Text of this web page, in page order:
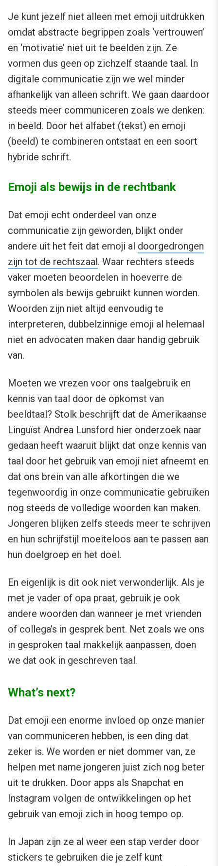
Je kunt jezelf niet alleen met emoji uitdrukken
omdat abstracte begrippen zoals ‘vertrouwen’
en ‘motivatie’ niet uit te beelden zijn. Ze
vormen dus geen op zichzelf staande taal. In
digitale communicatie zijn we wel minder
afhankelijk van alleen schrift. We gaan daardoor
steeds meer communiceren zoals we denken:
in beeld. Door het alfabet (tekst) en emoji
(beeld) te combineren ontstaat en een soort
hybride schrift.
Emoji als bewijs in de rechtbank
Dat emoji echt onderdeel van onze
communicatie zijn geworden, blijkt onder
andere uit het feit dat emoji al doorgedrongen
zijn tot de rechtszaal. Waar rechters steeds
vaker moeten beoordelen in hoeverre de
symbolen als bewijs gebruikt kunnen worden.
Woorden zijn niet altijd eenvoudig te
interpreteren, dubbelzinnige emoji al helemaal
niet en advocaten maken daar handig gebruik
van.
Moeten we vrezen voor ons taalgebruik en
kennis van taal door de opkomst van
beeldtaal? Stolk beschrijft dat de Amerikaanse
Linguïst Andrea Lunsford hier onderzoek naar
gedaan heeft waaruit blijkt dat onze kennis van
taal door het gebruik van emoji niet afneemt en
dat ons brein van alle afkortingen die we
tegenwoordig in onze communicatie gebruiken
nog steeds de volledige woorden kan maken.
Jongeren blijken zelfs steeds meer te schrijven
en hun schrijfstijl moeiteloos aan te passen aan
hun doelgroep en het doel.
En eigenlijk is dit ook niet verwonderlijk. Als je
met je vader of opa praat, gebruik je ook
andere woorden dan wanneer je met vrienden
of collega’s in gesprek bent. Net zoals we ons
in gesproken taal makkelijk aanpassen, doen
we dat ook in geschreven taal.
What’s next?
Dat emoji een enorme invloed op onze manier
van communiceren hebben, is een ding dat
zeker is. We worden er niet dommer van, ze
helpen met name jongeren juist zich nog beter
uit te drukken. Door apps als Snapchat en
Instagram volgen de ontwikkelingen op het
gebruik van emoji zich in hoog tempo op.
In Japan zijn ze al weer een stap verder door
stickers te gebruiken die je zelf kunt